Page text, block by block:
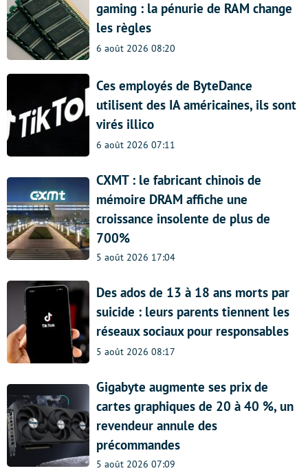
gaming : la pénurie de RAM change
les règles
6 août 2026 08:20
Ces employés de ByteDance
utilisent des IA américaines, ils sont
virés illico
6 août 2026 07:11
CXMT : le fabricant chinois de
mémoire DRAM affiche une
croissance insolente de plus de
700%
5 août 2026 17:04
Des ados de 13 à 18 ans morts par
suicide : leurs parents tiennent les
réseaux sociaux pour responsables
5 août 2026 08:17
Gigabyte augmente ses prix de
cartes graphiques de 20 à 40 %, un
revendeur annule des
précommandes
5 août 2026 07:09